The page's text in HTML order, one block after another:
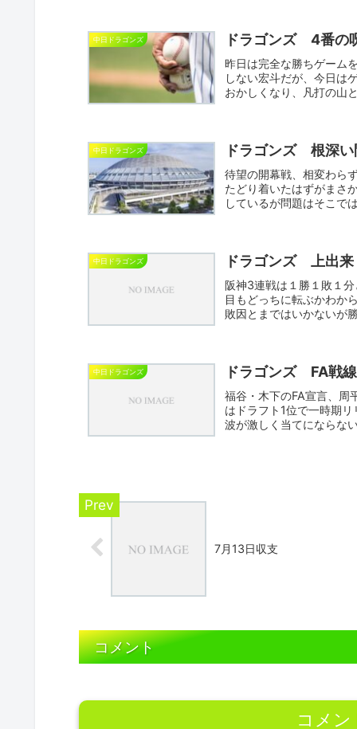
中日ドラゴンズ ドラゴンズ 4番の
昨日は完全な勝ちゲーム
しない宏斗だが、今日は
おかしくなり、凡打の山
中日ドラゴンズ ドラゴンズ 根深い
待望の開幕戦、相変わら
たどり着いたはずがまさ
しているが問題はそこで
中日ドラゴンズ ドラゴンズ 上出来
阪神3連戦は１勝１敗１
目もどっちに転ぶかわか
敗因とまではいかないが
中日ドラゴンズ ドラゴンズ FA戦線
福谷・木下のFA宣言、周
はドラフト1位で一時期
波が激しく当てにならな
7月13日収支
コメント
コメン